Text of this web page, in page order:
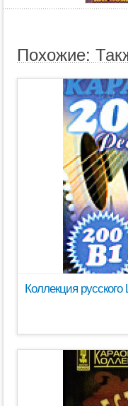
Похожие:
Коллекция